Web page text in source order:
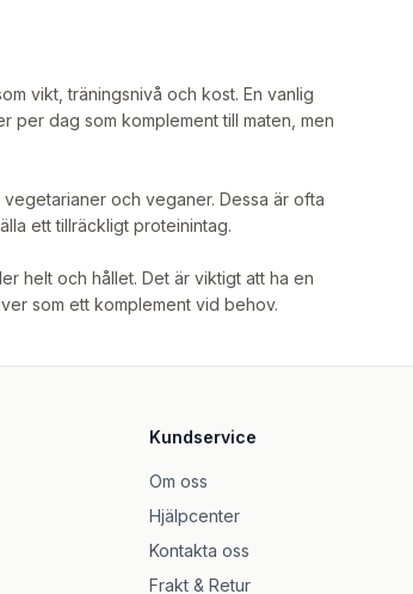
vikt, träningsnivå och kost. En vanlig
per dag som komplement till maten, men
och veganer. Dessa är ofta
ett tillräckligt proteinintag.
helt och hållet. Det är viktigt att ha en
som ett komplement vid behov.
Kundservice
Om oss
Hjälpcenter
Kontakta oss
Frakt & Retur